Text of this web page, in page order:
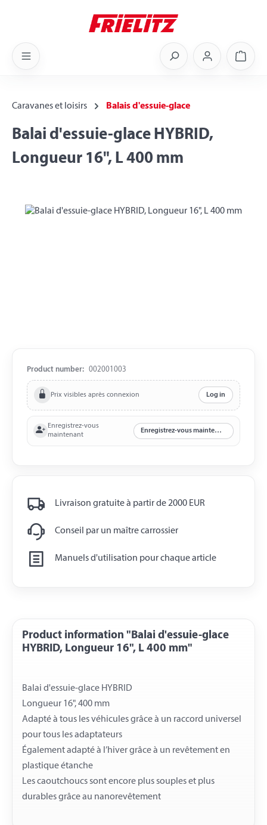
Caravanes et loisirs Balais d'essuie-glace
Balai d'essuie-glace HYBRID,
Longueur 16", L 400 mm
Skip image gallery
Product number: 002001003
Prix visibles après connexion Log in
Enregistrez-vous
maintenant
Enregistrez-vous maintenant
Livraison gratuite à partir de 2000 EUR
Conseil par un maître carrossier
Manuels d'utilisation pour chaque article
Product information "Balai d'essuie-glace
HYBRID, Longueur 16", L 400 mm"
Balai d'essuie-glace HYBRID
Longueur 16", 400 mm
Adapté à tous les véhicules grâce à un raccord universel
pour tous les adaptateurs
Également adapté à l’hiver grâce à un revêtement en
plastique étanche
Les caoutchoucs sont encore plus souples et plus